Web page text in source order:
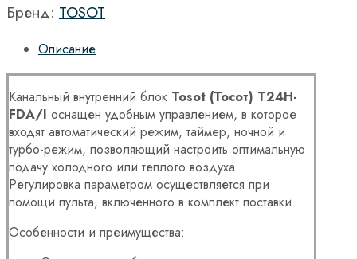
Бренд: TOSOT
Описание
Канальный внутренний блок Tosot (Тосот) T24H-
FDA/I оснащен удобным управлением, в которое
входят автоматический режим, таймер, ночной и
турбо-режим, позволяющий настроить оптимальную
подачу холодного или теплого воздуха.
Регулировка параметром осуществляется при
помощи пульта, включенного в комплект поставки.
Особенности и преимущества: